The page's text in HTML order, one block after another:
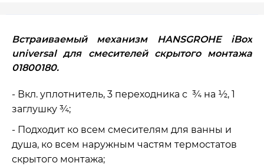
Встраиваемый механизм HANSGROHE iBox
universal для смесителей скрытого монтажа
01800180.
- Вкл. уплотнитель, 3 переходника с ¾ на ½, 1
заглушку ¾;
- Подходит ко всем смесителям для ванны и
душа, ко всем наружным частям термостатов
скрытого монтажа;